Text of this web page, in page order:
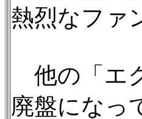
熱烈なファ
他の「エ
廃盤になっ